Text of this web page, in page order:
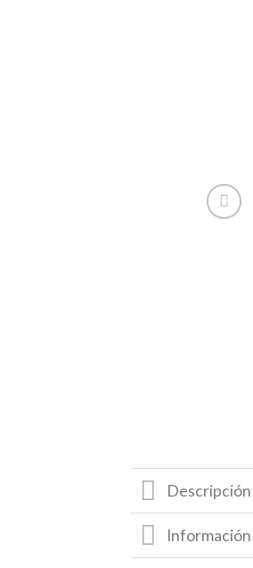
Descripción